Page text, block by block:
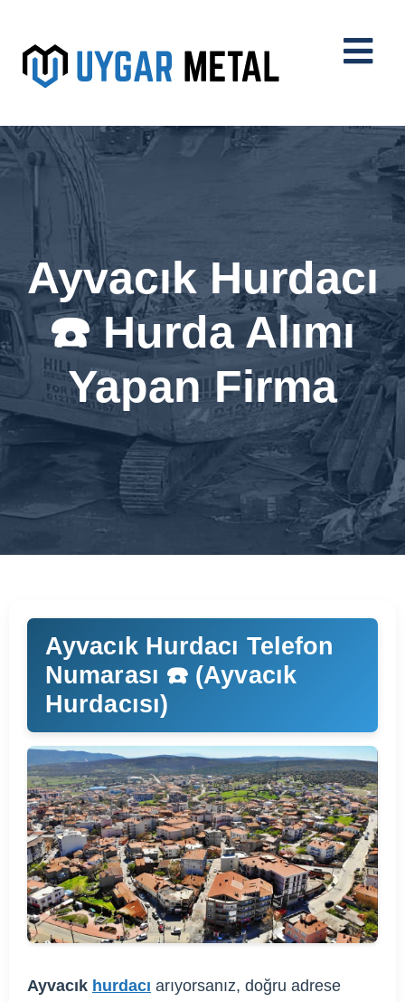
Ayvacık Hurdacı
☎️ Hurda Alımı
Yapan Firma
Ayvacık Hurdacı Telefon
Numarası ☎️ (Ayvacık
Hurdacısı)
Ayvacık hurdacı arıyorsanız, doğru adrese